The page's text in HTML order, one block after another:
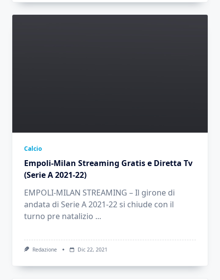
Calcio
Empoli-Milan Streaming Gratis e Diretta Tv
(Serie A 2021-22)
EMPOLI-MILAN STREAMING – Il girone di
andata di Serie A 2021-22 si chiude con il
turno pre natalizio ...
Redazione Dic 22, 2021